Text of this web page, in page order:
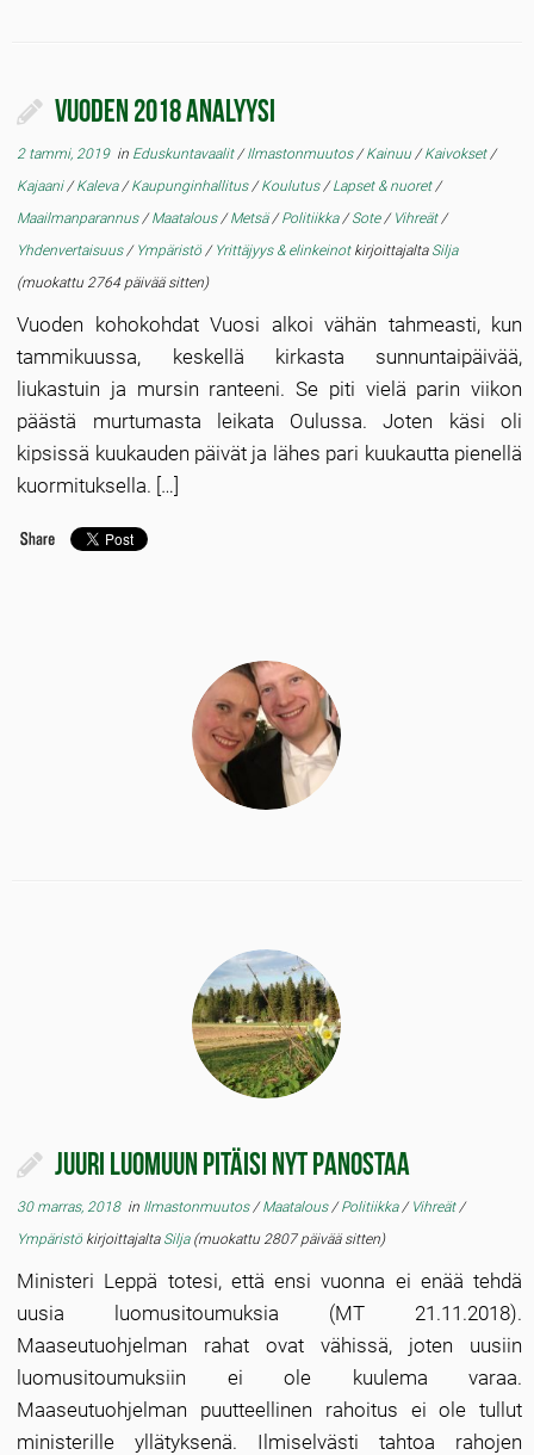
Vuoden 2018 analyysi
2 tammi, 2019in Eduskuntavaalit/Ilmastonmuutos/Kainuu/Kaivokset/
Kajaani/Kaleva/Kaupunginhallitus/Koulutus/Lapset & nuoret/
Maailmanparannus/Maatalous/Metsä/Politiikka/Sote/ Vihreät/
Yhdenvertaisuus/ Ympäristö/ Yrittäjyys & elinkeinot kirjoittajalta Silja
(muokattu 2764 päivää sitten)
Vuoden kohokohdat Vuosi alkoi vähän tahmeasti, kun
tammikuussa, keskellä kirkasta sunnuntaipäivää,
liukastuin ja mursin ranteeni. Se piti vielä parin viikon
päästä murtumasta leikata Oulussa. Joten käsi oli
kipsissä kuukauden päivät ja lähes pari kuukautta pienellä
kuormituksella. […]
Juuri luomuun pitäisi nyt panostaa
30 marras, 2018in Ilmastonmuutos/Maatalous/Politiikka/ Vihreät/
Ympäristö kirjoittajalta Silja(muokattu 2807 päivää sitten)
Ministeri Leppä totesi, että ensi vuonna ei enää tehdä
uusia luomusitoumuksia (MT 21.11.2018).
Maaseutuohjelman rahat ovat vähissä, joten uusiin
luomusitoumuksiin ei ole kuulema varaa.
Maaseutuohjelman puutteellinen rahoitus ei ole tullut
ministerille yllätyksenä. Ilmiselvästi tahtoa rahojen